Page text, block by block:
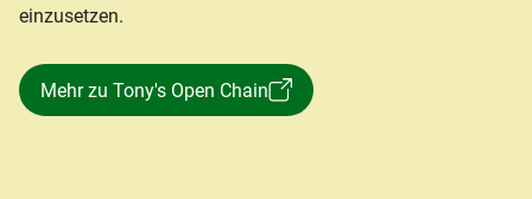
einzusetzen.
Mehr zu Tony's Open Chain